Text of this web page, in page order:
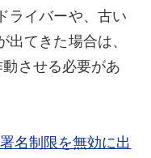
ライバーや、古い
てきた場合は、
させる必要があ
名制限を無効に出